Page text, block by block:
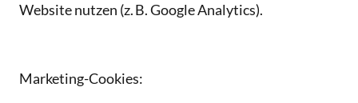
Website nutzen (z. B. Google Analytics).
Marketing-Cookies: